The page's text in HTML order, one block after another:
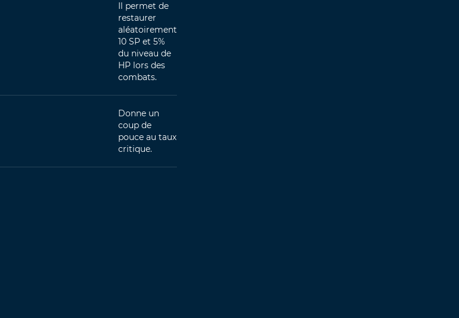
Il permet de
restaurer
aléatoirement
10 SP et 5%
du niveau de
HP lors des
combats.
Donne un
coup de
pouce au taux
critique.